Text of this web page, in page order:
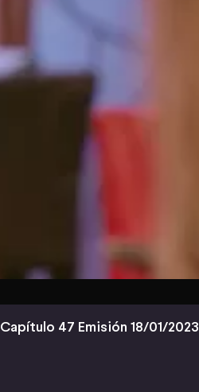
Capítulo 47 Emisión 18/01/2023